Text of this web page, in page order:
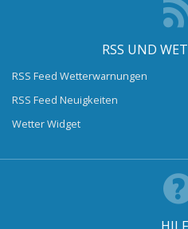
RSS UND
RSS Feed Wetterwarnungen
RSS Feed Neuigkeiten
Wetter Widget